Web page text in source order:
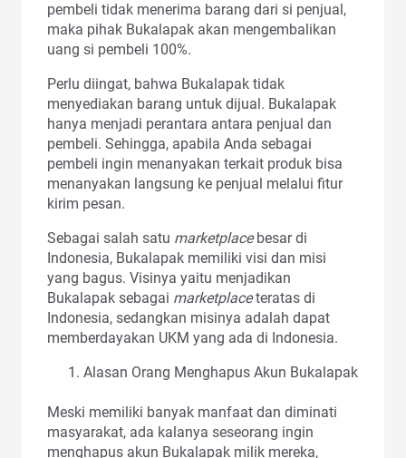
pembeli tidak menerima barang dari si penjual,
maka pihak Bukalapak akan mengembalikan
uang si pembeli 100%.
Perlu diingat, bahwa Bukalapak tidak
menyediakan barang untuk dijual. Bukalapak
hanya menjadi perantara antara penjual dan
pembeli. Sehingga, apabila Anda sebagai
pembeli ingin menanyakan terkait produk bisa
menanyakan langsung ke penjual melalui fitur
kirim pesan.
Sebagai salah satu marketplacebesar di
Indonesia, Bukalapak memiliki visi dan misi
yang bagus. Visinya yaitu menjadikan
Bukalapak sebagai marketplaceteratas di
Indonesia, sedangkan misinya adalah dapat
memberdayakan UKM yang ada di Indonesia.
Alasan Orang Menghapus Akun Bukalapak
Meski memiliki banyak manfaat dan diminati
masyarakat, ada kalanya seseorang ingin
menghapus akun Bukalapak milik mereka,